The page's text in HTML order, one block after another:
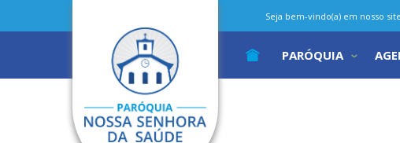
Seja bem-vindo(a) em nosso
PARÓQUIA